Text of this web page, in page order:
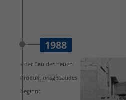
1988
» der Bau des neuen
Produktionsgebäudes
beginnt